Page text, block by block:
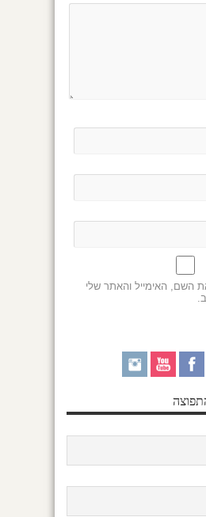
השם, האימייל והאתר שלי